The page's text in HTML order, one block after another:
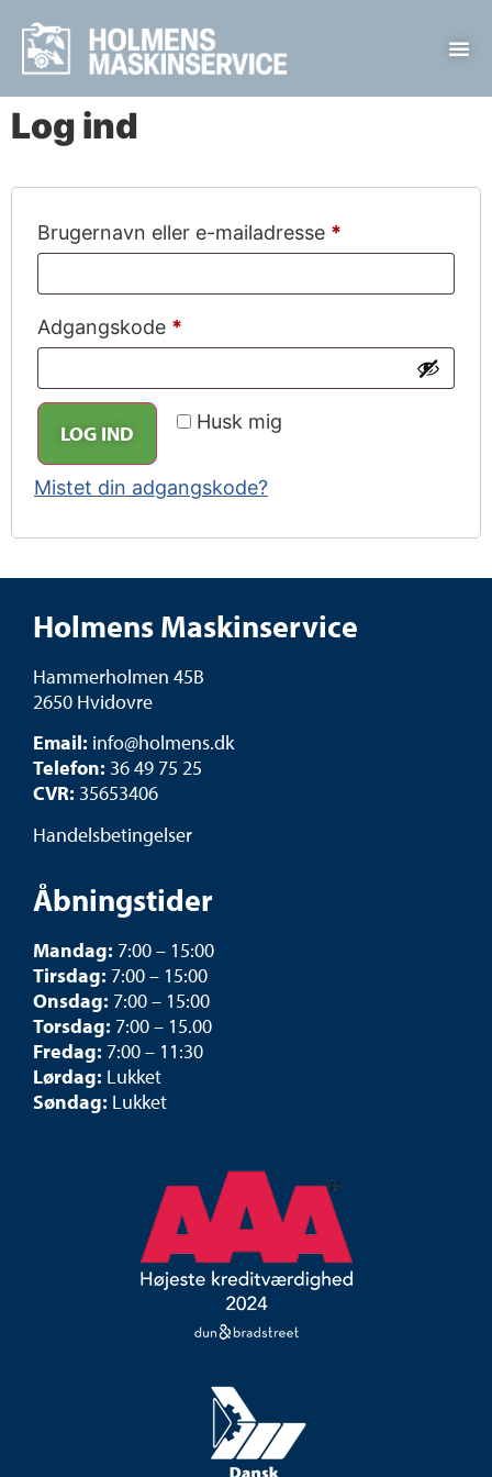
Log ind
Brugernavn eller e-mailadresse *
Adgangskode *
Husk mig
LOG IND
Mistet din adgangskode?
Holmens Maskinservice
Hammerholmen 45B
2650 Hvidovre
Email: info@holmens.dk
Telefon: 36 49 75 25
CVR: 35653406
Handelsbetingelser
Åbningstider
Mandag: 7:00 – 15:00
Tirsdag: 7:00 – 15:00
Onsdag: 7:00 – 15:00
Torsdag: 7:00 – 15.00
Fredag: 7:00 – 11:30
Lørdag: Lukket
Søndag: Lukket